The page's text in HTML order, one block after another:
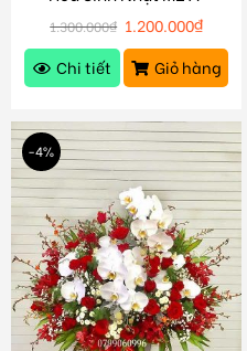
1.300.000₫ 1.200.000₫
Chi tiết
Giỏ hàng
-4%